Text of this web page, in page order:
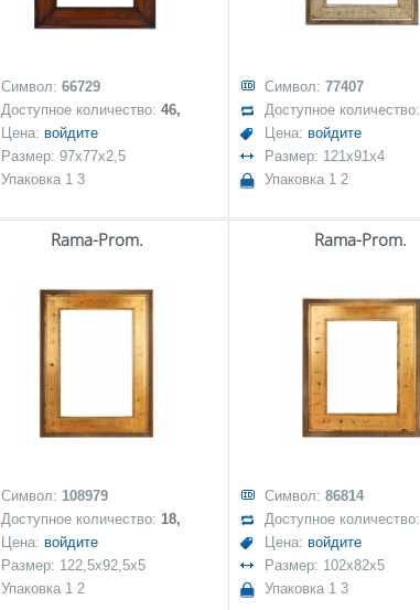
Символ: 66729
Доступное количество: 46,
Цена: войдите
Размер: 97x77x2,5
Упаковка 1 3
Символ: 77407
Доступное количество:
Цена: войдите
Размер: 121x91x4
Упаковка 1 2
Rama-Prom.
Символ: 108979
Доступное количество: 18,
Цена: войдите
Размер: 122,5x92,5x5
Упаковка 1 2
Rama-Prom.
Символ: 86814
Доступное количество:
Цена: войдите
Размер: 102x82x5
Упаковка 1 3